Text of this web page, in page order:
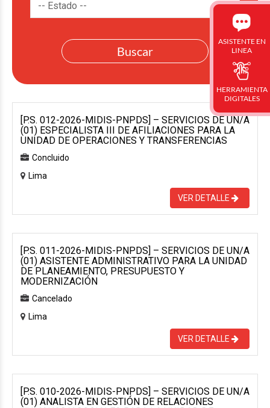
[P.S. 012-2026-MIDIS-PNPDS] – SERVICIOS DE UN/A
(01) ESPECIALISTA III DE AFILIACIONES PARA LA
UNIDAD DE OPERACIONES Y TRANSFERENCIAS
Concluido
Lima
VER DETALLE
[P.S. 011-2026-MIDIS-PNPDS] – SERVICIOS DE UN/A
(01) ASISTENTE ADMINISTRATIVO PARA LA UNIDAD
DE PLANEAMIENTO, PRESUPUESTO Y
MODERNIZACIÓN
Cancelado
Lima
VER DETALLE
[P.S. 010-2026-MIDIS-PNPDS] – SERVICIOS DE UN/A
(01) ANALISTA EN GESTIÓN DE RELACIONES
ASISTENTE EN
LINEA
HERRAMIENTA
DIGITALES